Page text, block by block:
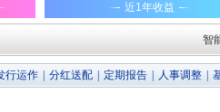
智
行运作 分红送配 定期报告 人事调整